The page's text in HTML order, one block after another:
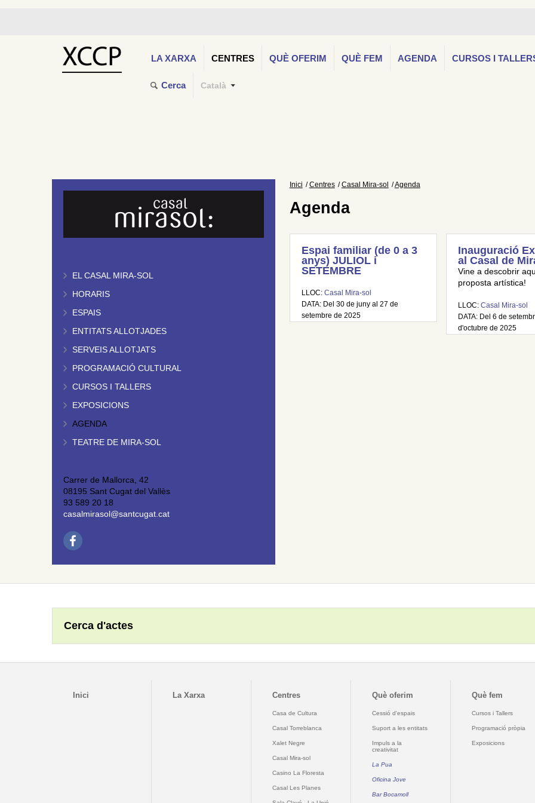
LA XARXA CENTRES QUÈ OFERIM QUÈ FEM AGENDA CURSOS I
Cerca Català
EL CASAL MIRA-SOL
HORARIS
ESPAIS
ENTITATS ALLOTJADES
SERVEIS ALLOTJATS
PROGRAMACIÓ CULTURAL
CURSOS I TALLERS
EXPOSICIONS
AGENDA
TEATRE DE MIRA-SOL
Carrer de Mallorca, 42
08195 Sant Cugat del Vallès
93 589 20 18
casalmirasol@santcugat.cat
Inici Centres Casal Mira-sol Agenda
Agenda
Espai familiar (de 0 a 3
anys) JULIOL i
SETEMBRE
LLOC: Casal Mira-sol
DATA: Del 30 de juny al 27 de
setembre de 2025
Inauguració
al Casal de
Vine a descobrir
proposta artística!
LLOC:Casal Mira-sol
DATA: Del 6 de
d'octubre de 2025
Cerca d'actes
Inici La Xarxa Centres
Casa de Cultura
Casal Torreblanca
Xalet Negre
Casal Mira-sol
Casino La Floresta
Casal Les Planes
Què oferim
Cessió d'espais
Suport a les entitats
Impuls a la
creativitat
La Pua
Oficina Jove
Bar Bocamoll
Què fem
Cursos i Tallers
Programació pròpia
Exposicions